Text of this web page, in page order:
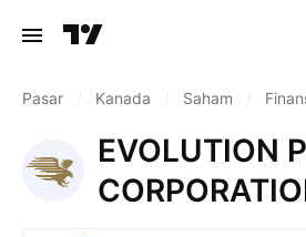
Pasar Kanada Saham
EVOLUTION